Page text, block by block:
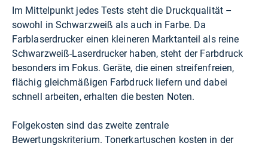
Im Mittelpunkt jedes Tests steht die Druckqualität –
sowohl in Schwarzweiß als auch in Farbe. Da
Farblaserdrucker einen kleineren Marktanteil als reine
Schwarzweiß-Laserdrucker haben, steht der Farbdruck
besonders im Fokus. Geräte, die einen streifenfreien,
flächig gleichmäßigen Farbdruck liefern und dabei
schnell arbeiten, erhalten die besten Noten.
Folgekosten sind das zweite zentrale
Bewertungskriterium. Tonerkartuschen kosten in der